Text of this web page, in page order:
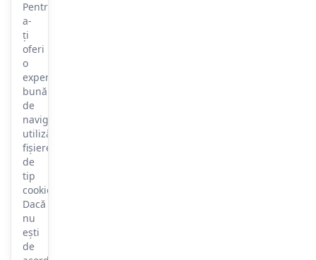
Pentru
a-
ți
oferi
o
experiență
bună
de
navigare,
utilizăm
fișiere
de
tip
cookie.
Dacă
nu
ești
de